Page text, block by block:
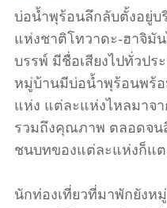
บ่อน้ำพุร้อนลึกลับตั้งอยู่บ
แห่งชาติโทวาดะ-ฮาจิมั
บรรพ์ มีชื่อเสียงไปทั่วปร
หมู่บ้านมีบ่อน้ำพุร้อนพร้
แห่ง แต่ละแห่งไหลมาจ
รวมถึงคุณภาพ ตลอดจน
ชนบทของแต่ละแห่งก็แ
นักท่องเที่ยวที่มาพักยังห